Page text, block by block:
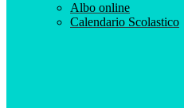
Albo online
Calendario Scolastico